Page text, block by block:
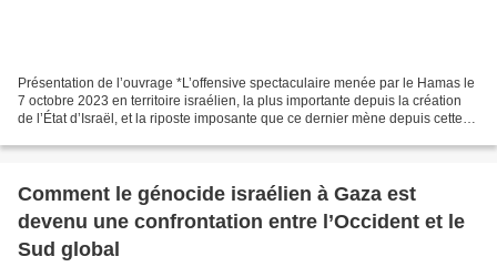
Présentation de l’ouvrage *L’offensive spectaculaire menée par le Hamas le
7 octobre 2023 en territoire israélien, la plus importante depuis la création
de l’État d’Israël, et la riposte imposante que ce dernier mène depuis cette
Comment le génocide israélien à Gaza est
devenu une confrontation entre l’Occident et le
Sud global